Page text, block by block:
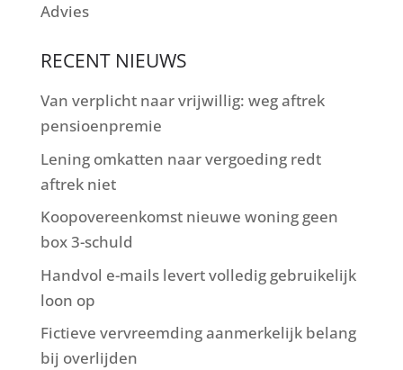
Advies
RECENT NIEUWS
Van verplicht naar vrijwillig: weg aftrek
pensioenpremie
Lening omkatten naar vergoeding redt
aftrek niet
Koopovereenkomst nieuwe woning geen
box 3-schuld
Handvol e-mails levert volledig gebruikelijk
loon op
Fictieve vervreemding aanmerkelijk belang
bij overlijden